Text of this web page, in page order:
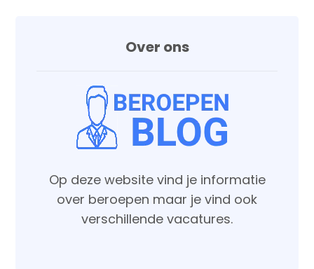
Over ons
Op deze website vind je informatie
over beroepen maar je vind ook
verschillende vacatures.